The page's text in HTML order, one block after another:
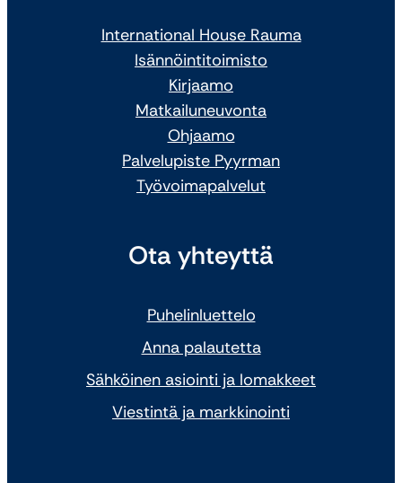
International House Rauma
Isännöintitoimisto
Kirjaamo
Matkailuneuvonta
Ohjaamo
Palvelupiste Pyyrman
Työvoimapalvelut
Ota yhteyttä
Puhelinluettelo
Anna palautetta
Sähköinen asiointi ja lomakkeet
Viestintä ja markkinointi